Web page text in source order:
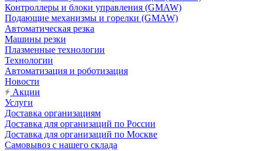
Контроллеры и блоки управления (GMAW)
Подающие механизмы и горелки (GMAW)
Автоматическая резка
Машины резки
Плазменные технологии
Технологии
Автоматизация и роботизация
Новости
Акции
Услуги
Доставка организациям
Доставка для организаций по России
Доставка для организаций по Москве
Самовывоз с нашего склада